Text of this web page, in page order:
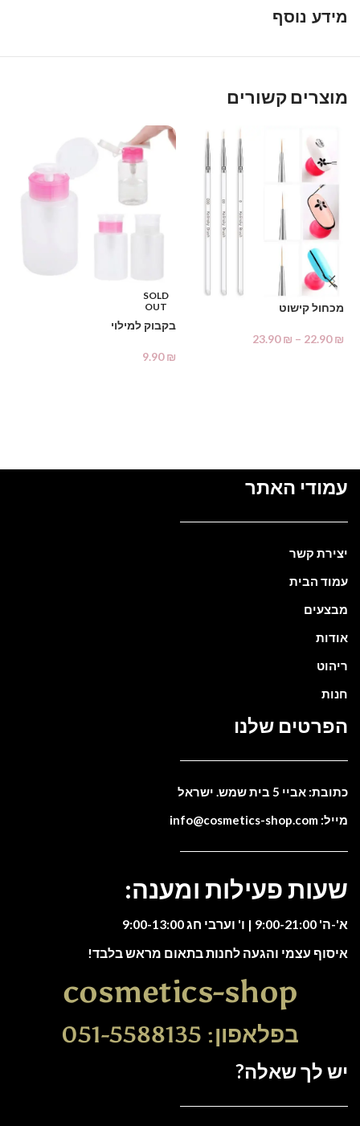
מידע נוסף
מוצרים קשורים
מכחול קישוט
22.90₪
–
23.90₪
SOLD
OUT
בקבוק למילוי
9.90₪
עמודי האתר
יצירת קשר
עמוד הבית
מבצעים
אודות
ריהוט
חנות
הפרטים שלנו
כתובת: אביי 5 בית שמש. ישראל
מייל: info@cosmetics-shop.com
שעות פעילות ומענה:
א'-ה' 9:00-21:00 | ו' וערבי חג 9:00-13:00
איסוף עצמי והגעה לחנות בתאום מראש בלבד!
cosmetics-shop
בפלאפון: 051-5588135
יש לך שאלה?